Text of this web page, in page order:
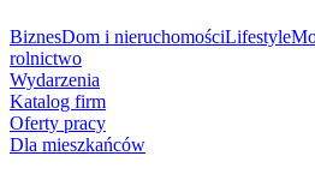
BiznesDom i nieruchomościLifestyle
rolnictwo
Wydarzenia
Katalog firm
Oferty pracy
Dla mieszkańców